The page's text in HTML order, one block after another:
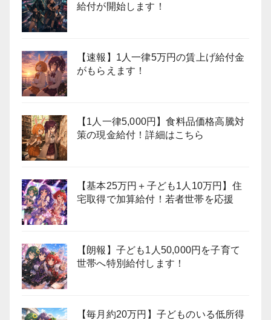
給付が開始します！
【速報】1人一律5万円の賃上げ給付金
がもらえます！
【1人一律5,000円】食料品価格高騰対
策の現金給付！詳細はこちら
【基本25万円＋子ども1人10万円】住
宅取得で加算給付！若者世帯を応援
【朗報】子ども1人50,000円を子育て
世帯へ特別給付します！
【毎月約20万円】子どものいる低所得